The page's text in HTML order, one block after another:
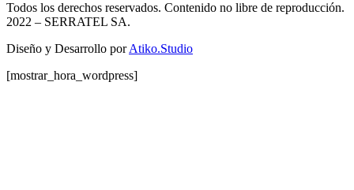
Todos los derechos reservados. Contenido no libre de reproducción.
2022 – SERRATEL SA.
Diseño y Desarrollo porAtiko.Studio
[mostrar_hora_wordpress]